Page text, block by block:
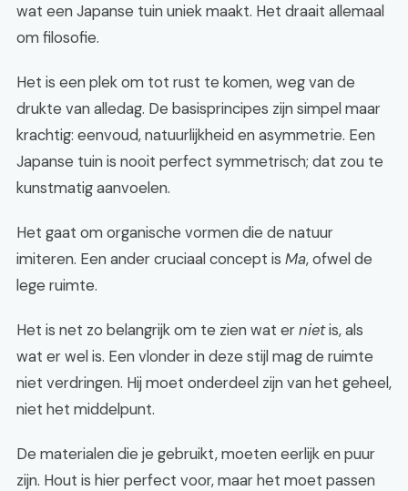
wat een Japanse tuin uniek maakt. Het draait allemaal
om filosofie.
Het is een plek om tot rust te komen, weg van de
drukte van alledag. De basisprincipes zijn simpel maar
krachtig: eenvoud, natuurlijkheid en asymmetrie. Een
Japanse tuin is nooit perfect symmetrisch; dat zou te
kunstmatig aanvoelen.
Het gaat om organische vormen die de natuur
imiteren. Een ander cruciaal concept is Ma, ofwel de
lege ruimte.
Het is net zo belangrijk om te zien wat ernietis, als
wat er wel is. Een vlonder in deze stijl mag de ruimte
niet verdringen. Hij moet onderdeel zijn van het geheel,
niet het middelpunt.
De materialen die je gebruikt, moeten eerlijk en puur
zijn. Hout is hier perfect voor, maar het moet passen